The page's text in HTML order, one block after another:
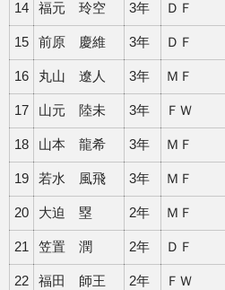
14 福元 玲空 3年 ＤＦ
15 前原 慶維 3年 ＤＦ
16 丸山 遼人 3年 ＭＦ
17 山元 陸未 3年 ＦＷ
18 山本 龍希 3年 ＭＦ
19 若水 風飛 3年 ＭＦ
20 大迫 塁 2年 ＭＦ
21 笠置 潤 2年 ＤＦ
22 福田 師王 2年 ＦＷ